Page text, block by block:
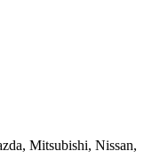
Mitsubishi, Nissan,